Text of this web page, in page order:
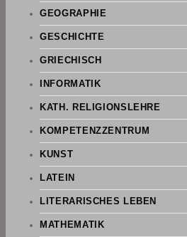
GEOGRAPHIE
GESCHICHTE
GRIECHISCH
INFORMATIK
KATH. RELIGIONSLEHRE
KOMPETENZZENTRUM
KUNST
LATEIN
LITERARISCHES LEBEN
MATHEMATIK